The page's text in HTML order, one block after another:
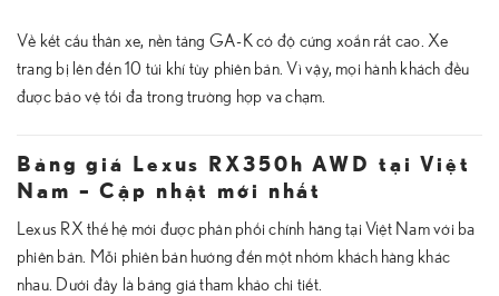
Về kết cấu thân xe, nền tảng GA-K có độ cứng xoắn rất cao. Xe
trang bị lên đến 10 túi khí tùy phiên bản. Vì vậy, mọi hành khách đều
được bảo vệ tối đa trong trường hợp va chạm.
Bảng giá Lexus RX350h AWD tại Việt
Nam – Cập nhật mới nhất
Lexus RX thế hệ mới được phân phối chính hãng tại Việt Nam với ba
phiên bản. Mỗi phiên bản hướng đến một nhóm khách hàng khác
nhau. Dưới đây là bảng giá tham khảo chi tiết.